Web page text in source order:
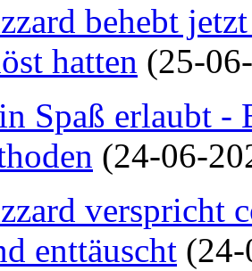
behebt
hatten (25-
Spaß erlaubt -
(24-06-
verspricht
enttäuscht